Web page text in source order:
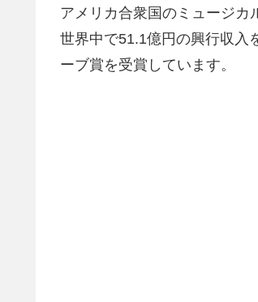
アメリカ合衆国のミュージカ
世界中で51.1億円の興行収入
ーブ賞を受賞しています。